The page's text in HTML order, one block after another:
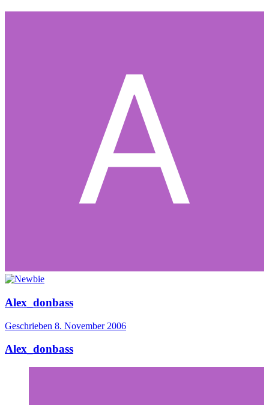
Alex_donbass
Geschrieben 8. November 2006
Alex_donbass